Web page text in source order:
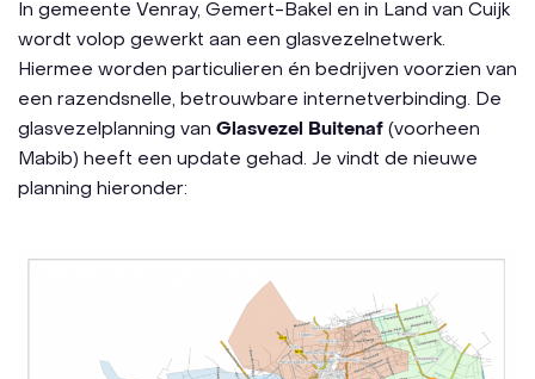
In gemeente Venray, Gemert-Bakel en in Land van Cuijk
wordt volop gewerkt aan een glasvezelnetwerk.
Hiermee worden particulieren én bedrijven voorzien van
een razendsnelle, betrouwbare internetverbinding. De
glasvezelplanning van Glasvezel Buitenaf (voorheen
Mabib) heeft een update gehad. Je vindt de nieuwe
planning hieronder: